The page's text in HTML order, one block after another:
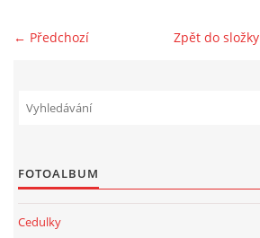
← Předchozí Zpět do složky
FOTOALBUM
Cedulky